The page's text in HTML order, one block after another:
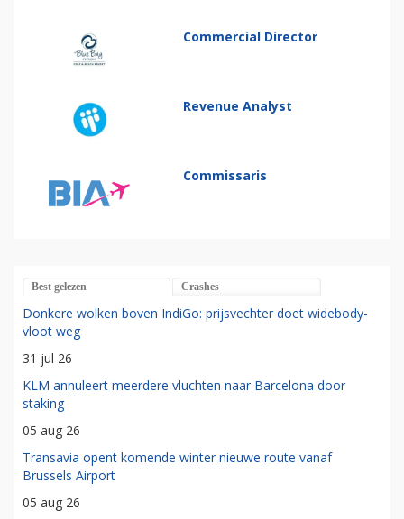
Commercial Director
Revenue Analyst
Commissaris
Best gelezen Crashes
Donkere wolken boven IndiGo: prijsvechter doet widebody-
vloot weg
31 jul 26
KLM annuleert meerdere vluchten naar Barcelona door
staking
05 aug 26
Transavia opent komende winter nieuwe route vanaf
Brussels Airport
05 aug 26